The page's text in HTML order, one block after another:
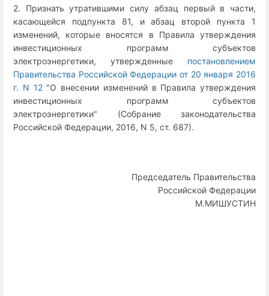
2. Признать утратившими силу абзац первый в части,
касающейся подпункта 81, и абзац второй пункта 1
изменений, которые вносятся в Правила утверждения
инвестиционных программ субъектов
электроэнергетики, утвержденные постановлением
Правительства Российской Федерации от 20 января 2016
г. N 12"О внесении изменений в Правила утверждения
инвестиционных программ субъектов
электроэнергетики" (Собрание законодательства
Российской Федерации, 2016, N 5, ст. 687).
Председатель Правительства
Российской Федерации
М.МИШУСТИН